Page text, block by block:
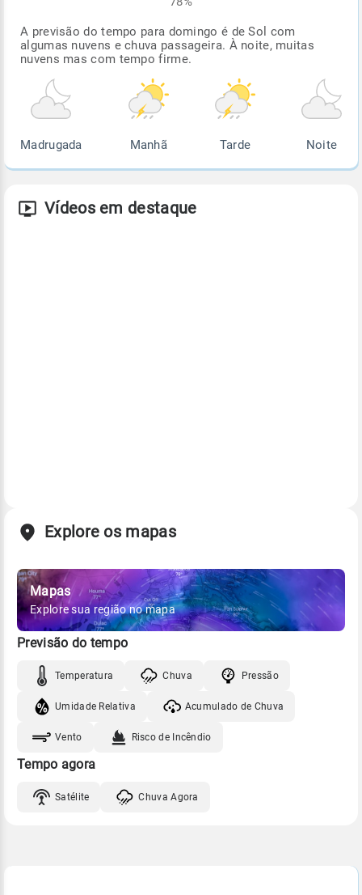
A previsão do tempo para domingo é de Sol com
algumas nuvens e chuva passageira. À noite, muitas
nuvens mas com tempo firme.
Madrugada Manhã Tarde Noite
Vídeos em destaque
Explore os mapas
Mapas
Explore sua região no mapa
Previsão do tempo
Temperatura Chuva Pressão
Umidade Relativa Acumulado de Chuva
Vento Risco de Incêndio
Tempo agora
Satélite Chuva Agora